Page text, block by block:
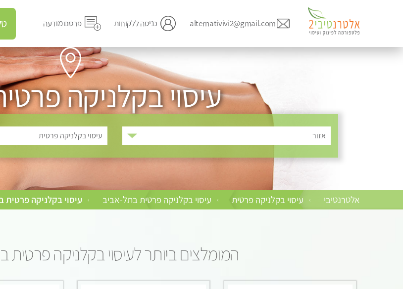
alternativivi2@gmail.com כניסה ללקוחות פרסם מודעה
עיסוי בקלניקה
אזור עיסוי בקלניקה פרטית
אלטרנטיבי › עיסוי בקלניקה פרטית › עיסוי בקלניקה פרטית בתל-אביב › עיסוי בקלניקה פרטית
המומלצים ביותר לעיסוי בקלניקה